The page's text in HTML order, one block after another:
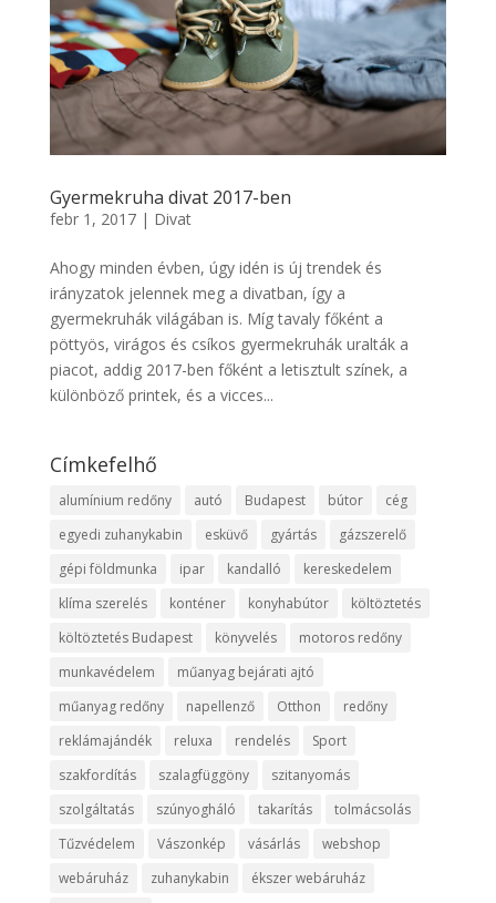
Gyermekruha divat 2017-ben
febr 1, 2017| Divat
Ahogy minden évben, úgy idén is új trendek és
irányzatok jelennek meg a divatban, így a
gyermekruhák világában is. Míg tavaly főként a
pöttyös, virágos és csíkos gyermekruhák uralták a
piacot, addig 2017-ben főként a letisztult színek, a
különböző printek, és a vicces...
Címkefelhő
alumínium redőny autó Budapest bútor
cég
egyedi zuhanykabin
esküvő gyártás
gázszerelő
gépi földmunka
ipar kandalló
kereskedelem
klíma szerelés
konténer konyhabútor
költöztetés
költöztetés Budapest
könyvelés
motoros redőny
munkavédelem
műanyag bejárati ajtó
műanyag redőny
napellenző Otthon
redőny
reklámajándék
reluxa rendelés
Sport
szakfordítás
szalagfüggöny
szitanyomás
szolgáltatás
szúnyogháló takarítás
tolmácsolás
Tűzvédelem
Vászonkép vásárlás
webshop
webáruház
zuhanykabin ékszer webáruház